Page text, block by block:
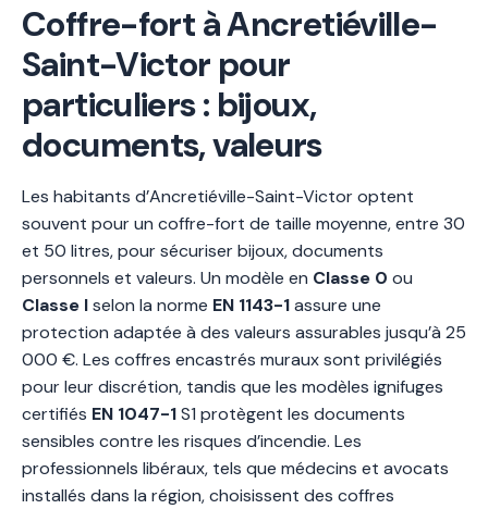
Coffre-fort à Ancretiéville-
Saint-Victor pour
particuliers : bijoux,
documents, valeurs
Les habitants d’Ancretiéville-Saint-Victor optent
souvent pour un coffre-fort de taille moyenne, entre 30
et 50 litres, pour sécuriser bijoux, documents
personnels et valeurs. Un modèle en Classe 0 ou
Classe Iselon la norme EN 1143-1assure une
protection adaptée à des valeurs assurables jusqu’à 25
000 €. Les coffres encastrés muraux sont privilégiés
pour leur discrétion, tandis que les modèles ignifuges
certifiés EN 1047-1S1 protègent les documents
sensibles contre les risques d’incendie. Les
professionnels libéraux, tels que médecins et avocats
installés dans la région, choisissent des coffres